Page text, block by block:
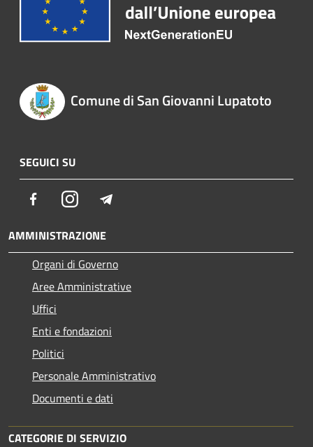
Comune di San Giovanni Lupatoto
SEGUICI SU
FacebookInstagram
AMMINISTRAZIONE
Organi di Governo
Aree Amministrative
Uffici
Enti e fondazioni
Politici
Personale Amministrativo
Documenti e dati
CATEGORIE DI SERVIZIO